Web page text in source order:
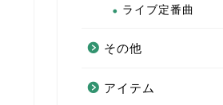
ライブ定番曲
その他
アイテム